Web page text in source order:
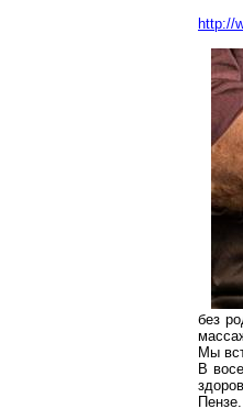
http://
без
Мы
В
Пензе.